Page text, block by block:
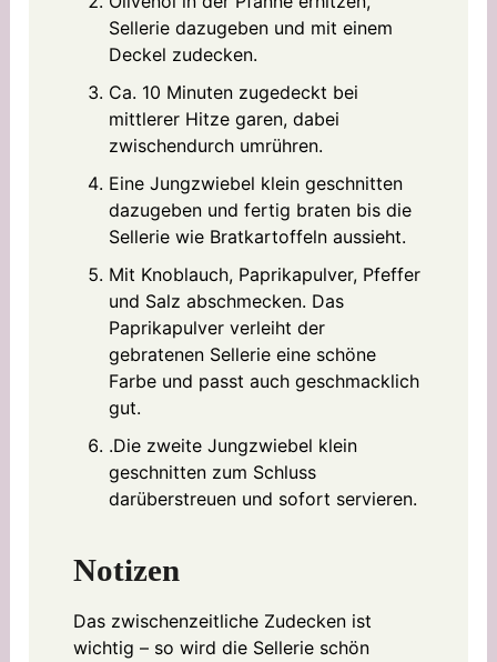
Sellerie dazugeben und mit einem
Deckel zudecken.
Ca. 10 Minuten zugedeckt bei
mittlerer Hitze garen, dabei
zwischendurch umrühren.
Eine Jungzwiebel klein geschnitten
dazugeben und fertig braten bis die
Sellerie wie Bratkartoffeln aussieht.
Mit Knoblauch, Paprikapulver, Pfeffer
und Salz abschmecken. Das
Paprikapulver verleiht der
gebratenen Sellerie eine schöne
Farbe und passt auch geschmacklich
gut.
.Die zweite Jungzwiebel klein
geschnitten zum Schluss
darüberstreuen und sofort servieren.
Notizen
Das zwischenzeitliche Zudecken ist
wichtig – so wird die Sellerie schön